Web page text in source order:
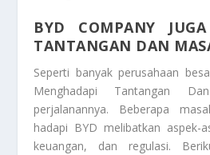
BYD COMPANY
TANTANGAN DAN
Seperti banyak perusahaan
Menghadapi Tantangan
perjalanannya. Beberapa
hadapi BYD melibatkan aspek-
keuangan, dan regulasi.